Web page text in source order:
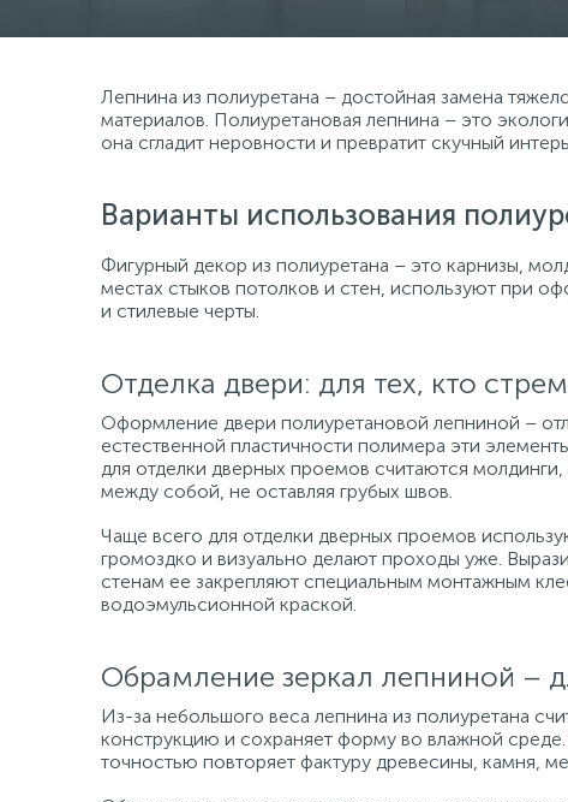
Лепнина из полиуретана – достойная замена
материалов. Полиуретановая лепнина – это
она сгладит неровности и превратит скучный
Варианты использования
Фигурный декор из полиуретана – это карнизы,
местах стыков потолков и стен, используют при
и стилевые черты.
Отделка двери: для тех, кто
Оформление двери полиуретановой лепниной –
естественной пластичности полимера эти
для отделки дверных проемов считаются
между собой, не оставляя грубых швов.
Чаще всего для отделки дверных проемов
громоздко и визуально делают проходы уже.
стенам ее закрепляют специальным монтажным
водоэмульсионной краской.
Обрамление зеркал лепниной –
Из-за небольшого веса лепнина из полиуретана
конструкцию и сохраняет форму во влажной
точностью повторяет фактуру древесины, камня,